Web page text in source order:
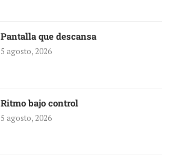
Pantalla que descansa
5 agosto, 2026
Ritmo bajo control
5 agosto, 2026